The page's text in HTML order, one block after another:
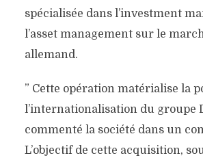
spécialisée dans l’investment
l’asset management sur le
allemand.
” Cette opération matérialise la
l’internationalisation du groupe
commenté la société dans un
L’objectif de cette acquisition,